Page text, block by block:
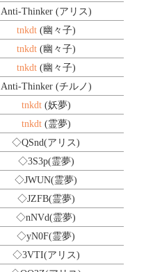
Anti-Thinker (アリス)
tnkdt(幽々子)
tnkdt(幽々子)
tnkdt(幽々子)
Anti-Thinker (チルノ)
tnkdt(妖夢)
tnkdt(霊夢)
◇QSnd(アリス)
◇3S3p(霊夢)
◇JWUN(霊夢)
◇JZFB(霊夢)
◇nNVd(霊夢)
◇yN0F(霊夢)
◇3VTI(アリス)